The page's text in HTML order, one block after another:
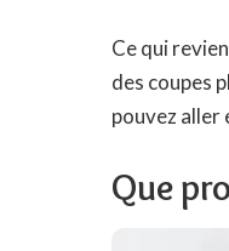
Ce qui
des coupes
pouvez aller
Que